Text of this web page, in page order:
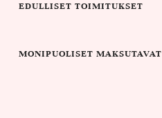
EDULLISET TOIMITUKSET
MONIPUOLISET MAKSUTAVAT